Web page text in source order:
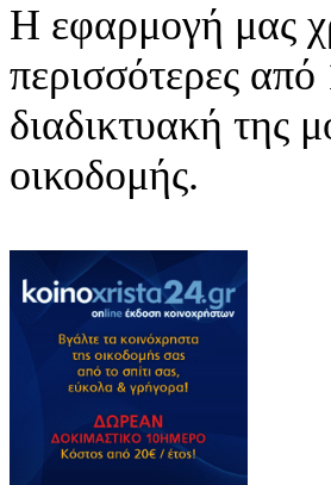
Η εφαρμογή μας
περισσότερες
διαδικτυακή της
οικοδομής.